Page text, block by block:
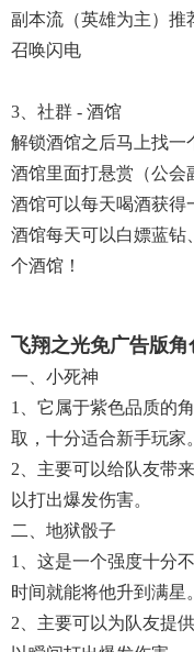
副本流（英雄为主）推
召唤闪电
3、社群 - 酒馆
解锁酒馆之后马上找一
酒馆里面打悬赏（公会
酒馆可以每天喝酒获得
酒馆每天可以白嫖蓝钻
个酒馆！
飞翔之光免广告版
一、小死神
1、它属于紫色品质的
取，十分适合新手玩家。
2、主要可以给队友带
以打出爆发伤害。
二、地狱骰子
1、这是一个强度十分
时间就能将他升到满星。
2、主要可以为队友提